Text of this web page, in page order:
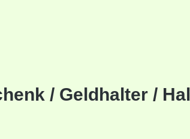
/ Geldhalter /